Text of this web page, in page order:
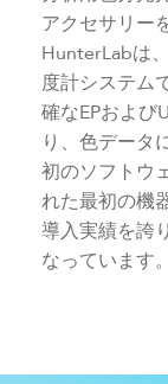
アクセサリー
HunterLabは
度計システム
確なEPおよび
り、色データ
初のソフトウ
れた最初の機
導入実績を誇
なっています。